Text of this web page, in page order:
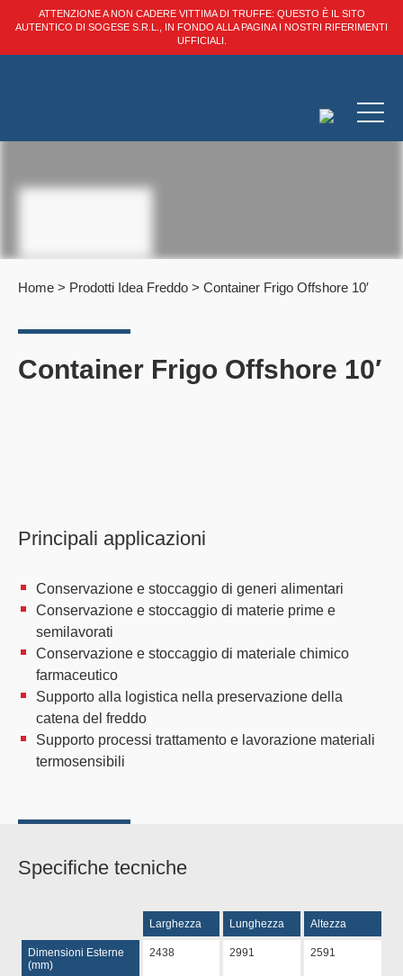
ATTENZIONE A NON CADERE VITTIMA DI TRUFFE: QUESTO È IL SITO
AUTENTICO DI SOGESE S.R.L., IN FONDO ALLA PAGINA I NOSTRI RIFERIMENTI
UFFICIALI.
Home > Prodotti Idea Freddo > Container Frigo Offshore 10′
Container Frigo Offshore 10′
Principali applicazioni
Conservazione e stoccaggio di generi alimentari
Conservazione e stoccaggio di materie prime e
semilavorati
Conservazione e stoccaggio di materiale chimico
farmaceutico
Supporto alla logistica nella preservazione della
catena del freddo
Supporto processi trattamento e lavorazione materiali
termosensibili
Specifiche tecniche
Larghezza Lunghezza Altezza
Dimensioni Esterne
(mm)
2438 2991 2591